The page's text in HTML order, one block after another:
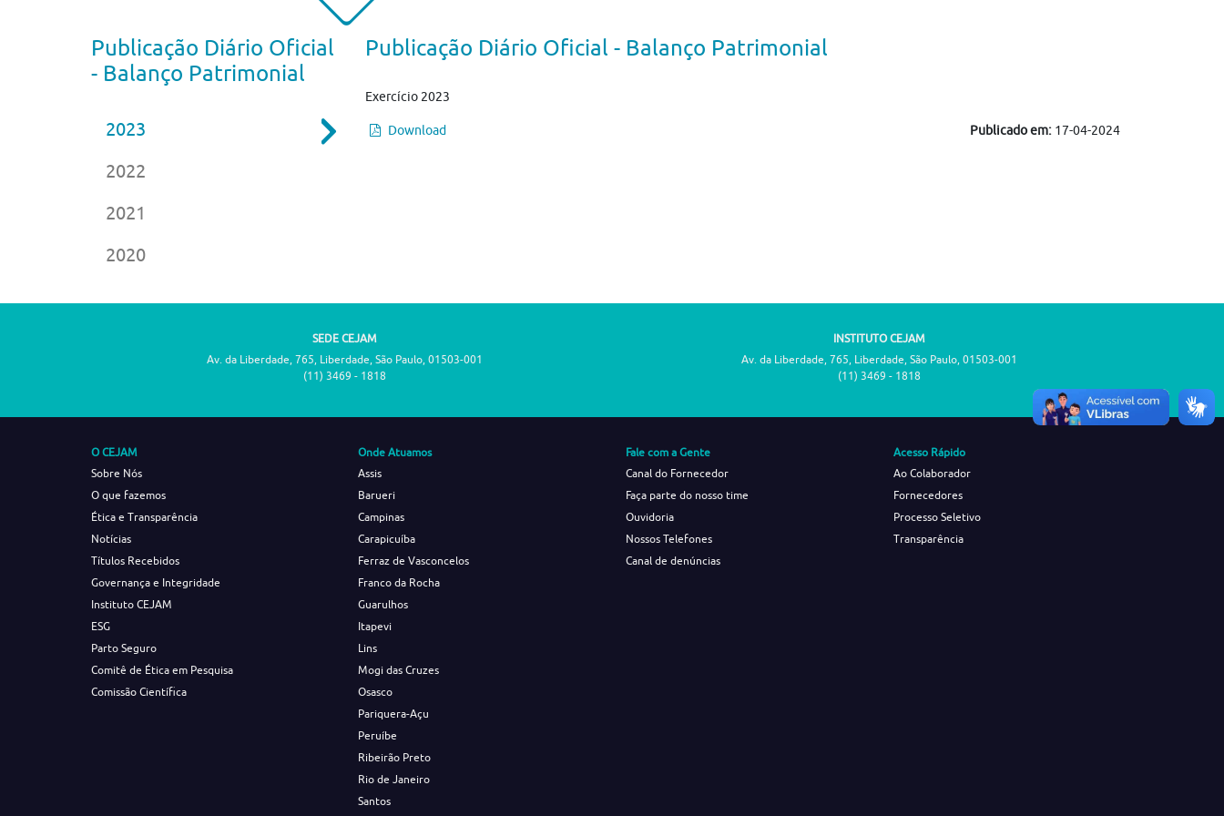
Publicação Diário Oficial
- Balanço Patrimonial
2023
2022
2021
2020
Publicação Diário Oficial - Balanço Patrimonial
Exercício 2023
Download Publicado em:17-04-2024
SEDE CEJAM
Av. da Liberdade, 765, Liberdade, São Paulo, 01503-001
(11) 3469 - 1818
INSTITUTO CEJAM
Av. da Liberdade, 765, Liberdade, São Paulo, 01503-001
(11) 3469 - 1818
O CEJAM
Sobre Nós
O que fazemos
Ética e Transparência
Notícias
Títulos Recebidos
Governança e Integridade
Instituto CEJAM
ESG
Parto Seguro
Comitê de Ética em Pesquisa
Comissão Científica
Onde Atuamos
Assis
Barueri
Campinas
Carapicuíba
Ferraz de Vasconcelos
Franco da Rocha
Guarulhos
Itapevi
Lins
Mogi das Cruzes
Osasco
Pariquera-Açu
Peruíbe
Ribeirão Preto
Rio de Janeiro
Santos
Fale com a Gente
Canal do Fornecedor
Faça parte do nosso time
Ouvidoria
Nossos Telefones
Canal de denúncias
Acesso Rápido
Ao Colaborador
Fornecedores
Processo Seletivo
Transparência